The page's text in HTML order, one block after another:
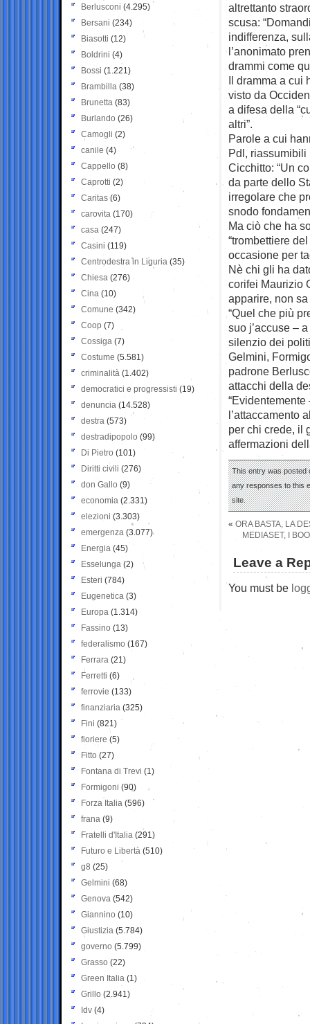
altrettanto
scusa:
indifferenza,
l’anonimato
drammi come
Il dramma a cui
visto da
a difesa della
altri”.
Parole a cui
Pdl, riassumibili
Cicchitto: “Un
da parte dello
irregolare che
snodo
Ma ciò che ha
“trombettiere
occasione per
Nè chi gli ha
corifei Maurizio
apparire, non
“Quel che più
suo j’accuse –
silenzio dei
Gelmini,
padrone
attacchi della
l’attaccamento
per chi crede, il
affermazioni
This entry was posted
any responses to this
site.
« ORA BASTA, LA
MEDIASET, I
Leave a
You must be
Berlusconi (4.295)
Bersani (234)
Biasotti (12)
Boldrini (4)
Bossi (1.221)
Brambilla (38)
Brunetta (83)
Burlando (26)
Camogli (2)
canile (4)
Cappello (8)
Caprotti (2)
Caritas (6)
carovita (170)
casa (247)
Casini (119)
Centrodestra in Liguria (35)
Chiesa (276)
Cina (10)
Comune (342)
Coop (7)
Cossiga (7)
Costume (5.581)
criminalità (1.402)
democratici e progressisti (19)
denuncia (14.528)
destra (573)
destradipopolo (99)
Di Pietro (101)
Diritti civili (276)
don Gallo (9)
economia (2.331)
elezioni (3.303)
emergenza (3.077)
Energia (45)
Esselunga (2)
Esteri (784)
Eugenetica (3)
Europa (1.314)
Fassino (13)
federalismo (167)
Ferrara (21)
Ferretti (6)
ferrovie (133)
finanziaria (325)
Fini (821)
fioriere (5)
Fitto (27)
Fontana di Trevi (1)
Formigoni (90)
Forza Italia (596)
frana (9)
Fratelli d'Italia (291)
Futuro e Libertà (510)
g8 (25)
Gelmini (68)
Genova (542)
Giannino (10)
Giustizia (5.784)
governo (5.799)
Grasso (22)
Green Italia (1)
Grillo (2.941)
Idv (4)